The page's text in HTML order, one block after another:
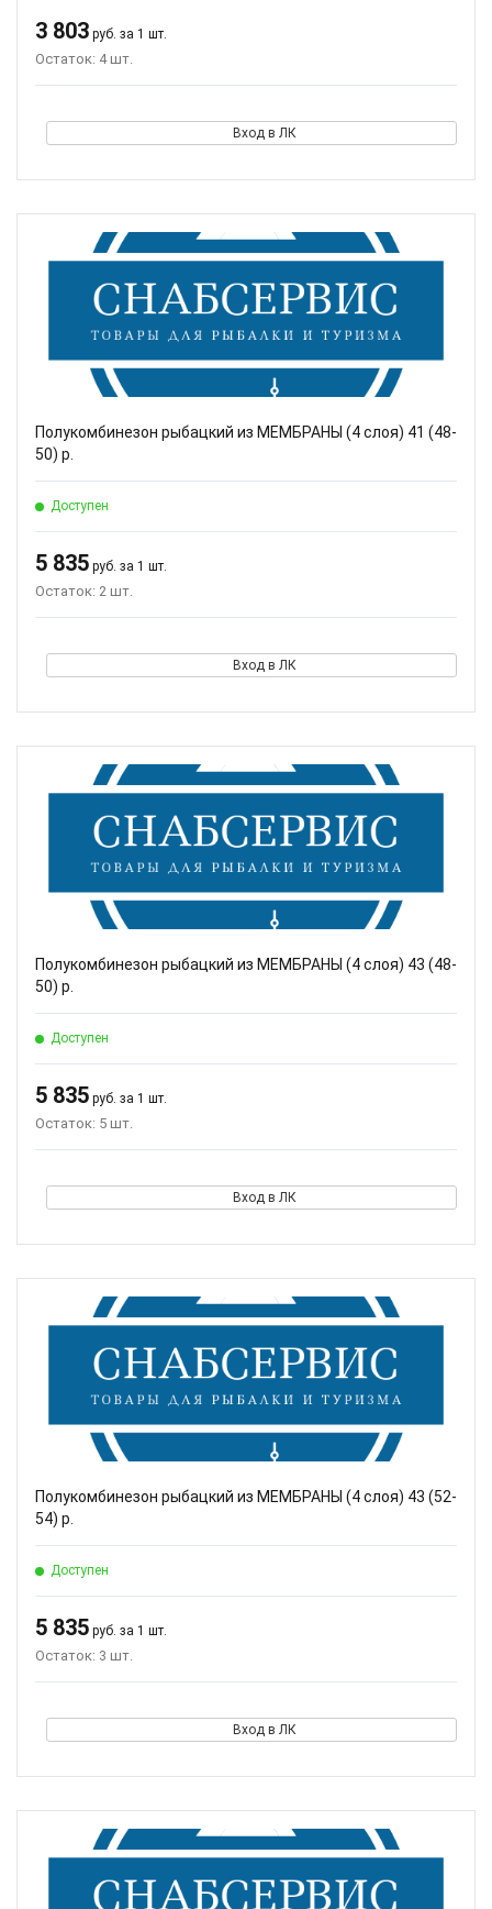
3 803 руб. за 1 шт.
Остаток: 4 шт.
Вход в ЛК
Полукомбинезон рыбацкий из МЕМБРАНЫ (4 слоя) 41 (48-
50) р.
Доступен
5 835 руб. за 1 шт.
Остаток: 2 шт.
Вход в ЛК
Полукомбинезон рыбацкий из МЕМБРАНЫ (4 слоя) 43 (48-
50) р.
Доступен
5 835 руб. за 1 шт.
Остаток: 5 шт.
Вход в ЛК
Полукомбинезон рыбацкий из МЕМБРАНЫ (4 слоя) 43 (52-
54) р.
Доступен
5 835 руб. за 1 шт.
Остаток: 3 шт.
Вход в ЛК